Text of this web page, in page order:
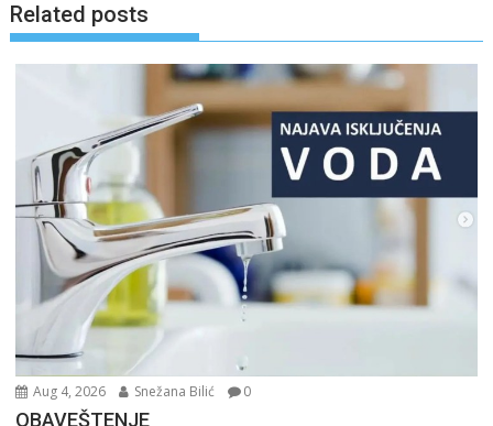
Related posts
Aug 4, 2026 Snežana Bilić 0
OBAVEŠTENJE